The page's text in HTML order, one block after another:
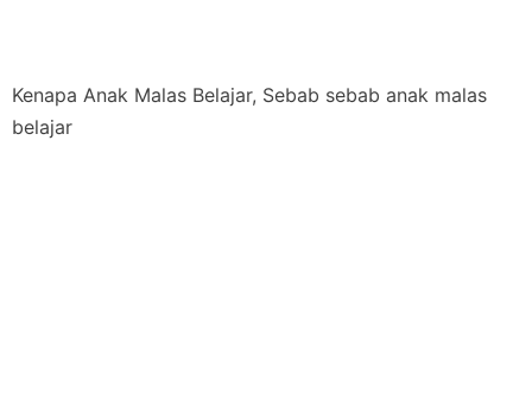
Kenapa Anak Malas Belajar, Sebab sebab anak malas
belajar